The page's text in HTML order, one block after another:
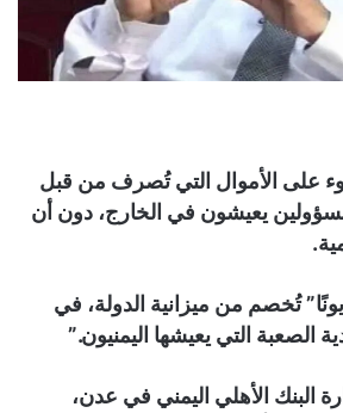
على الأموال التي تُصرف من قبل
يعيشون في الخارج، دون أن
تُخصم من ميزانية الدولة، في
الصعبة التي يعيشها اليمنيون.”
البنك الأهلي اليمني في عدن،